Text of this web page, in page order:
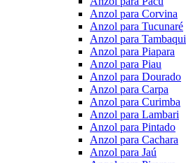
Anzol para Corvina
Anzol para Tucunaré
Anzol para Tambaqui
Anzol para Piapara
Anzol para Piau
Anzol para Dourado
Anzol para Carpa
Anzol para Curimba
Anzol para Lambari
Anzol para Pintado
Anzol para Cachara
Anzol para Jaú